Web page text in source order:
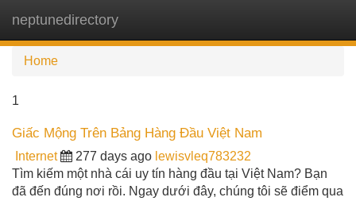
neptunedirectory
Home
1
Giấc Mộng Trên Bảng Hàng Đầu Việt Nam
Internet 277 days ago lewisvleq783232
Tìm kiếm một nhà cái uy tín hàng đầu tại Việt Nam? Bạn
đã đến đúng nơi rồi. Ngay dưới đây, chúng tôi sẽ điểm qua